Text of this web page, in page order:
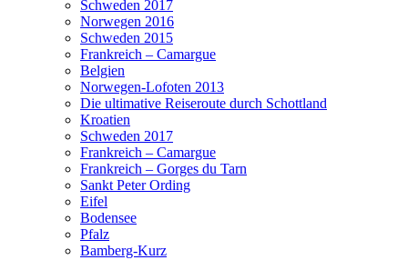
Schweden 2017
Norwegen 2016
Schweden 2015
Frankreich – Camargue
Belgien
Norwegen-Lofoten 2013
Die ultimative Reiseroute durch Schottland
Kroatien
Schweden 2017
Frankreich – Camargue
Frankreich – Gorges du Tarn
Sankt Peter Ording
Eifel
Bodensee
Pfalz
Bamberg-Kurz